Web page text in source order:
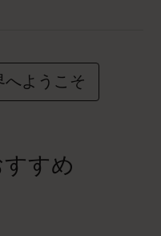
ようこそ
すめ